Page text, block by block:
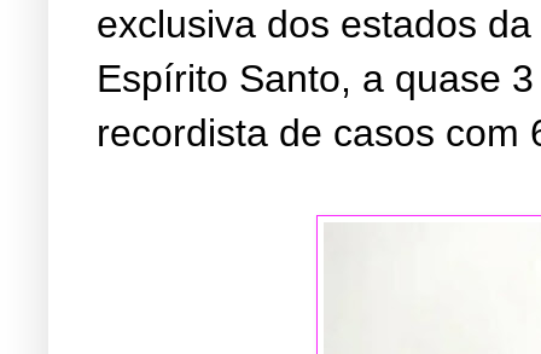
exclusiva dos estados
Espírito Santo, a quase
recordista de casos com